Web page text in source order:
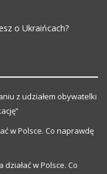
o Ukraińcach?
z udziałem obywatelki
w Polsce. Co naprawdę
działać w Polsce. Co